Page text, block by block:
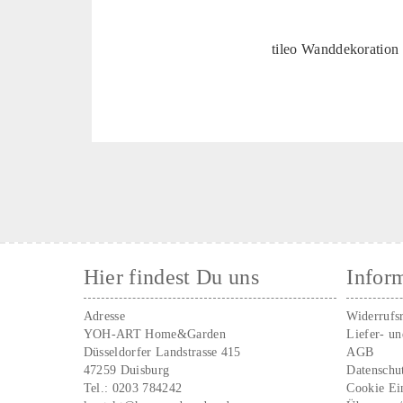
tileo Wanddekoration
Hier findest Du uns
Adresse
YOH-ART Home&Garden
Düsseldorfer Landstrasse 415
47259 Duisburg
Tel.: 0203 784242
Liefer-
AGB
Cookie